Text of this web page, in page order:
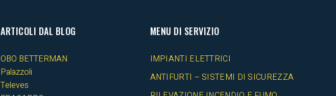
ARTICOLI DAL BLOG
OBO BETTERMAN
Palazzoli
Televes
MENU DI SERVIZIO
IMPIANTI ELETTRICI
ANTIFURTI – SISTEMI DI SICUREZZA